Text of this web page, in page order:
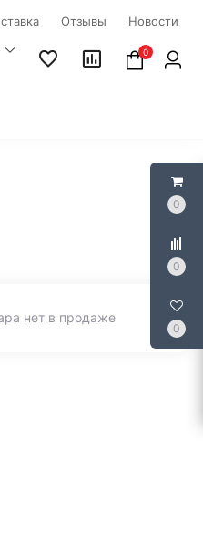
0
0
0
Отзывы Новости
0
нет в продаже